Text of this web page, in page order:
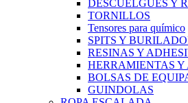
DESCUELGUES Y
TORNILLOS
Tensores para químico
SPITS Y
RESINAS Y
HERRAMIENTAS Y
BOLSAS DE
GUINDOLAS